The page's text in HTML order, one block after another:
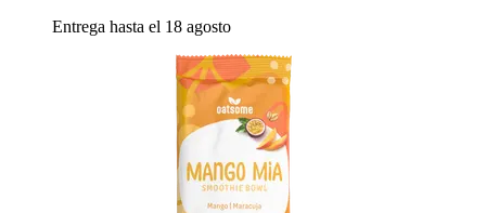
Entrega hasta el 18 agosto